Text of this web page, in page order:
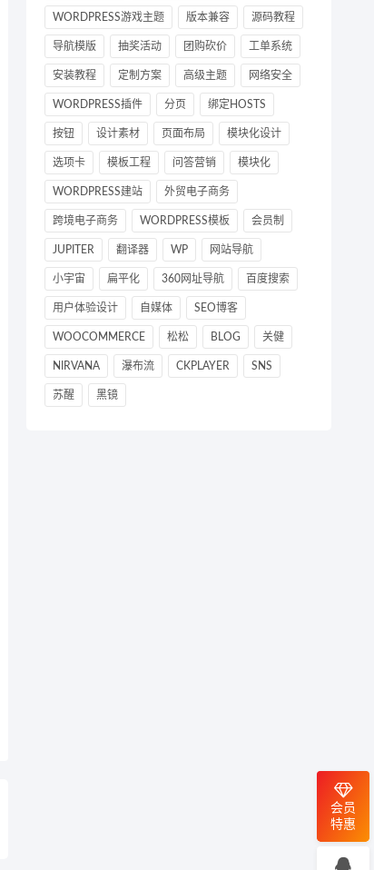
WORDPRESS游戏主题 版本兼容 源码教程
导航模版 抽奖活动 团购砍价 工单系统
安装教程 定制方案 高级主题 网络安全
WORDPRESS插件 分页 绑定HOSTS
按钮 设计素材 页面布局 模块化设计
选项卡 模板工程 问答营销 模块化
WORDPRESS建站 外贸电子商务
跨境电子商务 WORDPRESS模板 会员制
JUPITER 翻译器 WP 网站导航
小宇宙 扁平化 360网址导航 百度搜索
用户体验设计 自媒体 SEO博客
WOOCOMMERCE 松松 BLOG 关健
NIRVANA 瀑布流 CKPLAYER SNS
苏醒 黑镜
会员
特惠